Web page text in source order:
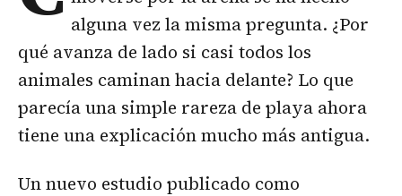
alguna vez la misma pregunta. ¿Por
qué avanza de lado si casi todos los
animales caminan hacia delante? Lo que
parecía una simple rareza de playa ahora
tiene una explicación mucho más antigua.
Un nuevo estudio publicado como